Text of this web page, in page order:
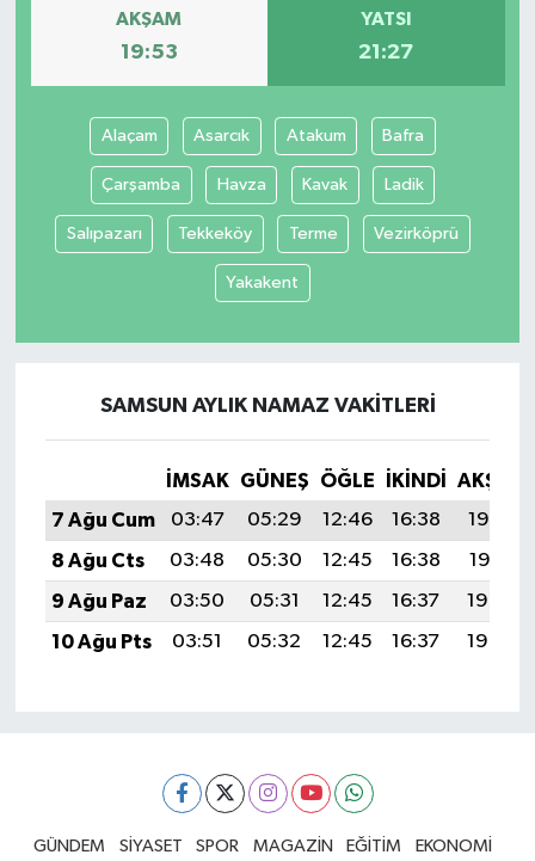
AKŞAM
19:53
YATSI
21:27
Alaçam Asarcık Atakum Bafra
Çarşamba Havza Kavak Ladik
Salıpazarı Tekkeköy Terme Vezirköprü
Yakakent
SAMSUN AYLIK NAMAZ VAKITLERI
İMSAK GÜNEŞ ÖĞLE İKINDI
AKŞAM
7 Ağu Cum
03:47 05:29 12:46 16:38
19:53
8 Ağu Cts
03:48 05:30 12:45 16:38
19:51
9 Ağu Paz
03:50 05:31 12:45 16:37
19:50
10 Ağu Pts
03:51 05:32 12:45 16:37 19:49
GÜNDEM SİYASET SPOR MAGAZİN EĞİTİM
EKONOMİ